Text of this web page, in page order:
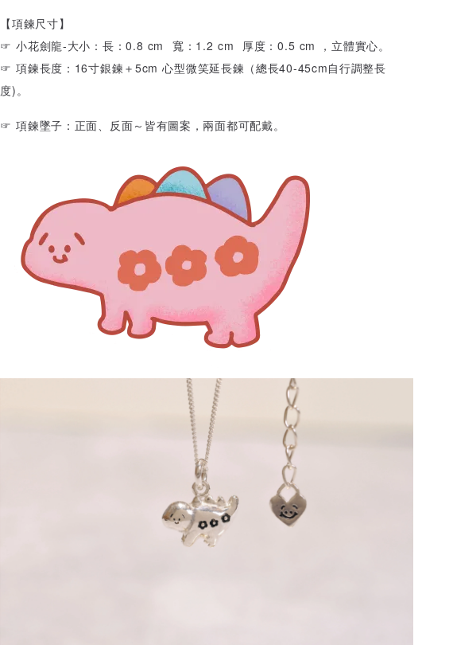
【項鍊尺寸】
☞ 小花劍龍-大小：長：0.8 cm 寬：1.2 cm 厚度：0.5 cm ，立體實心。
☞ 項鍊長度：16寸銀鍊＋5cm 心型微笑延長鍊（總長40-45cm自行調整長
度)。
☞項鍊墜子：正面、反面～皆有圖案，兩面都可配戴。